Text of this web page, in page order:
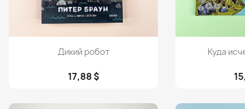
Просмотр
Дикий робот
17,88 $

Куда